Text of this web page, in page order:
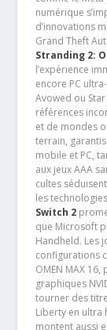
numérique
d’innovations
Grand Theft
Stranding 2:
l’expérience
encore PC
Avowed ou
références
et de mondes
terrain,
mobile et PC,
aux jeux AAA
cultes
les
Switch 2
que Microsoft
Handheld. Les
configurations
OMEN MAX
graphiques
tourner des
Liberty en ultra
montent aussi